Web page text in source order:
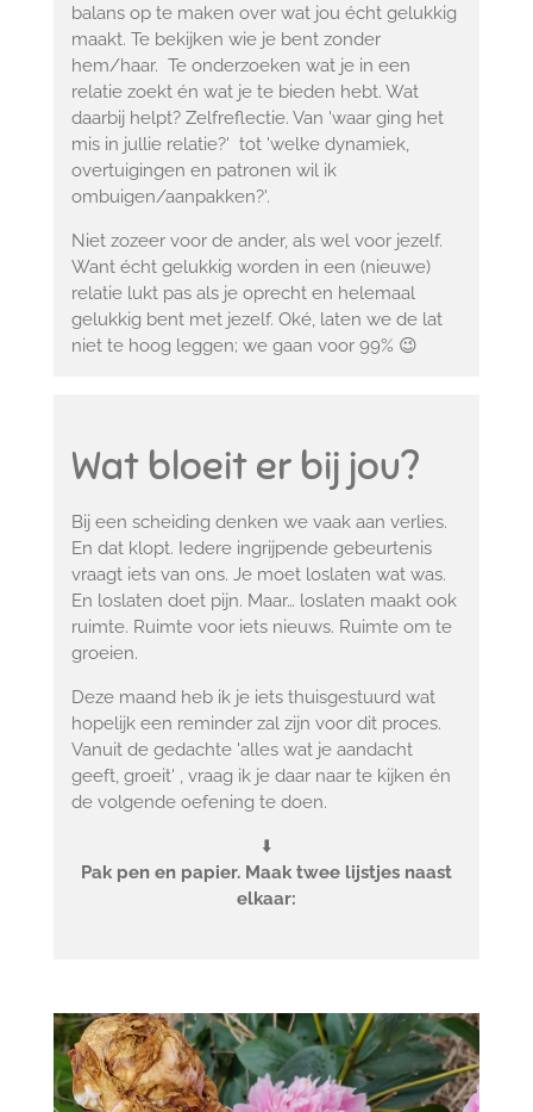
balans op te maken over wat jou écht gelukkig
maakt. Te bekijken wie je bent zonder
hem/haar. Te onderzoeken wat je in een
relatie zoekt én wat je te bieden hebt. Wat
daarbij helpt? Zelfreflectie. Van 'waar ging het
mis in jullie relatie?' tot 'welke dynamiek,
overtuigingen en patronen wil ik
ombuigen/aanpakken?'.
Niet zozeer voor de ander, als wel voor jezelf.
Want écht gelukkig worden in een (nieuwe)
relatie lukt pas als je oprecht en helemaal
gelukkig bent met jezelf. Oké, laten we de lat
niet te hoog leggen; we gaan voor 99% 😉
Wat bloeit er bij jou?
Bij een scheiding denken we vaak aan verlies.
En dat klopt. Iedere ingrijpende gebeurtenis
vraagt iets van ons. Je moet loslaten wat was.
En loslaten doet pijn. Maar… loslaten maakt ook
ruimte. Ruimte voor iets nieuws. Ruimte om te
groeien.
Deze maand heb ik je iets thuisgestuurd wat
hopelijk een reminder zal zijn voor dit proces.
Vanuit de gedachte 'alles wat je aandacht
geeft, groeit' , vraag ik je daar naar te kijken én
de volgende oefening te doen.
⬇️
Pak pen en papier. Maak twee lijstjes naast
elkaar: